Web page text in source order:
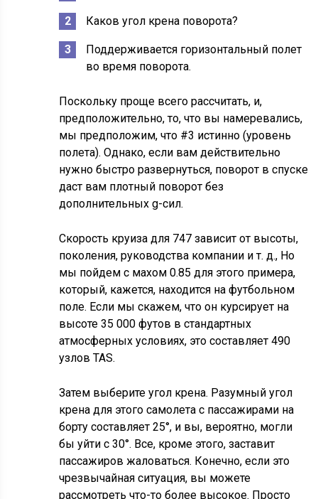
Каков угол крена поворота?
Поддерживается горизонтальный полет
во время поворота.
Поскольку проще всего рассчитать, и,
предположительно, то, что вы намеревались,
мы предположим, что #3 истинно (уровень
полета). Однако, если вам действительно
нужно быстро развернуться, поворот в спуске
даст вам плотный поворот без
дополнительных g-сил.
Скорость круиза для 747 зависит от высоты,
поколения, руководства компании и т. д., Но
мы пойдем с махом 0.85 для этого примера,
который, кажется, находится на футбольном
поле. Если мы скажем, что он курсирует на
высоте 35 000 футов в стандартных
атмосферных условиях, это составляет 490
узлов TAS.
Затем выберите угол крена. Разумный угол
крена для этого самолета с пассажирами на
борту составляет 25°, и вы, вероятно, могли
бы уйти с 30°. Все, кроме этого, заставит
пассажиров жаловаться. Конечно, если это
чрезвычайная ситуация, вы можете
рассмотреть что-то более высокое. Просто